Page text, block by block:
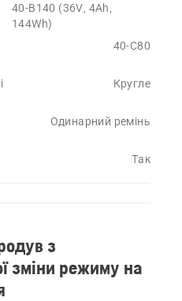
40-B140 (36V, 4Ah,
144Wh)
40-C80
Кругле
Одинарний ремінь
Так
з
зміни режиму на